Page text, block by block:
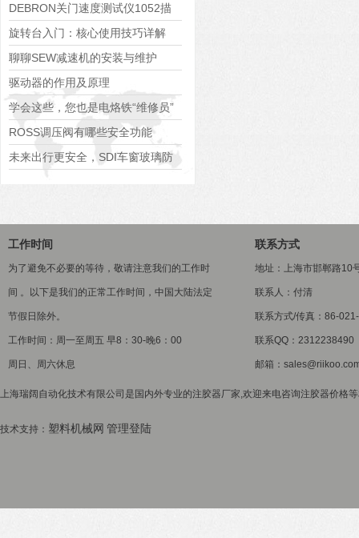
7200/SLS-820技术数据
DEBRON关门速度测试仪1052描
述
旋转台入门：核心使用技巧详解
聊聊SEW减速机的安装与维护
驱动器的作用及原理
学会这些，您也是电烙铁“维修员”
ROSS调压阀有哪些安全功能
未来出行更安全，SDI车窗玻璃防
工作时间
为了避免不必要的等待，敬请注意我们的工作时
间 。以下是我们的正常工作时间，中国大陆法定
节假日除外。
工作时间：周一至周五 早8：30-晚6：00
周日、周六休息
联系方式
地址：上海市邯郸路10
联系人：付清
联系方式/传真：86-
联系QQ：2312238490
邮箱：
上海瑞阔自动化技术有限公司是国内外专业的注胶器厂家,欢迎来电咨询注胶器价格
技术支持： 塑料机械网 管理登陆